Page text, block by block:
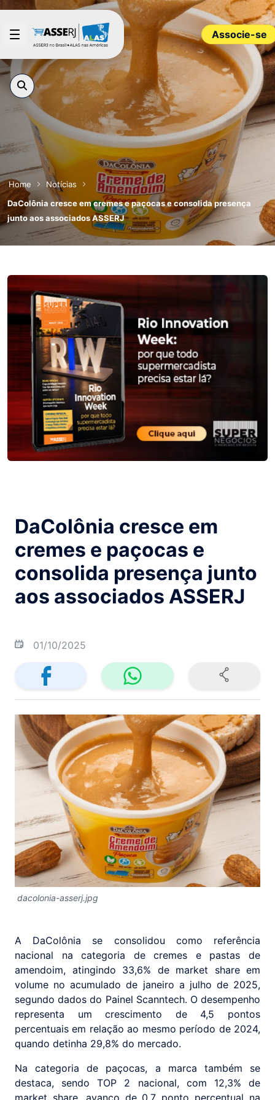
Pular para o Conteúdo principal
Associe-se
Home
Notícias
DaColônia cresce em cremes e paçocas e consolida presença
junto aos associados ASSERJ
DaColônia cresce em
cremes e paçocas e
consolida presença junto
aos associados ASSERJ
01/10/2025
dacolonia-asserj.jpg
A DaColônia se consolidou como referência
nacional na categoria de cremes e pastas de
amendoim, atingindo 33,6% de market share em
volume no acumulado de janeiro a julho de 2025,
segundo dados do Painel Scanntech. O desempenho
representa um crescimento de 4,5 pontos
percentuais em relação ao mesmo período de 2024,
quando detinha 29,8% do mercado.
Na categoria de paçocas, a marca também se
destaca, sendo TOP 2 nacional, com 12,3% de